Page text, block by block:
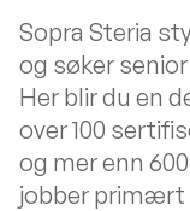
Sopra Steria
og søker
Her blir du en
over 100
og mer enn
jobber primært